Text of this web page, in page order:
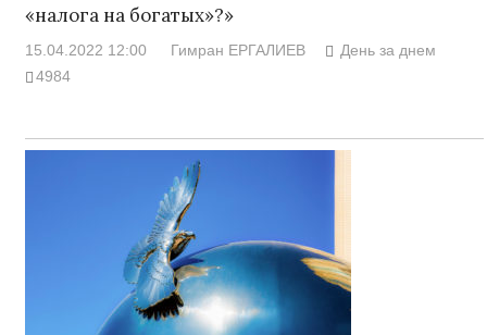
«налога на богатых»?»
15.04.2022 12:00 Гимран ЕРГАЛИЕВ
День за днем
4984